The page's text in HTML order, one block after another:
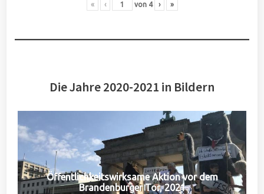
« ‹ von 4 › »
Die Jahre 2020-2021 in Bildern
Öffentlichkeitswirksame Aktion vor dem
Brandenburger Tor, 2021